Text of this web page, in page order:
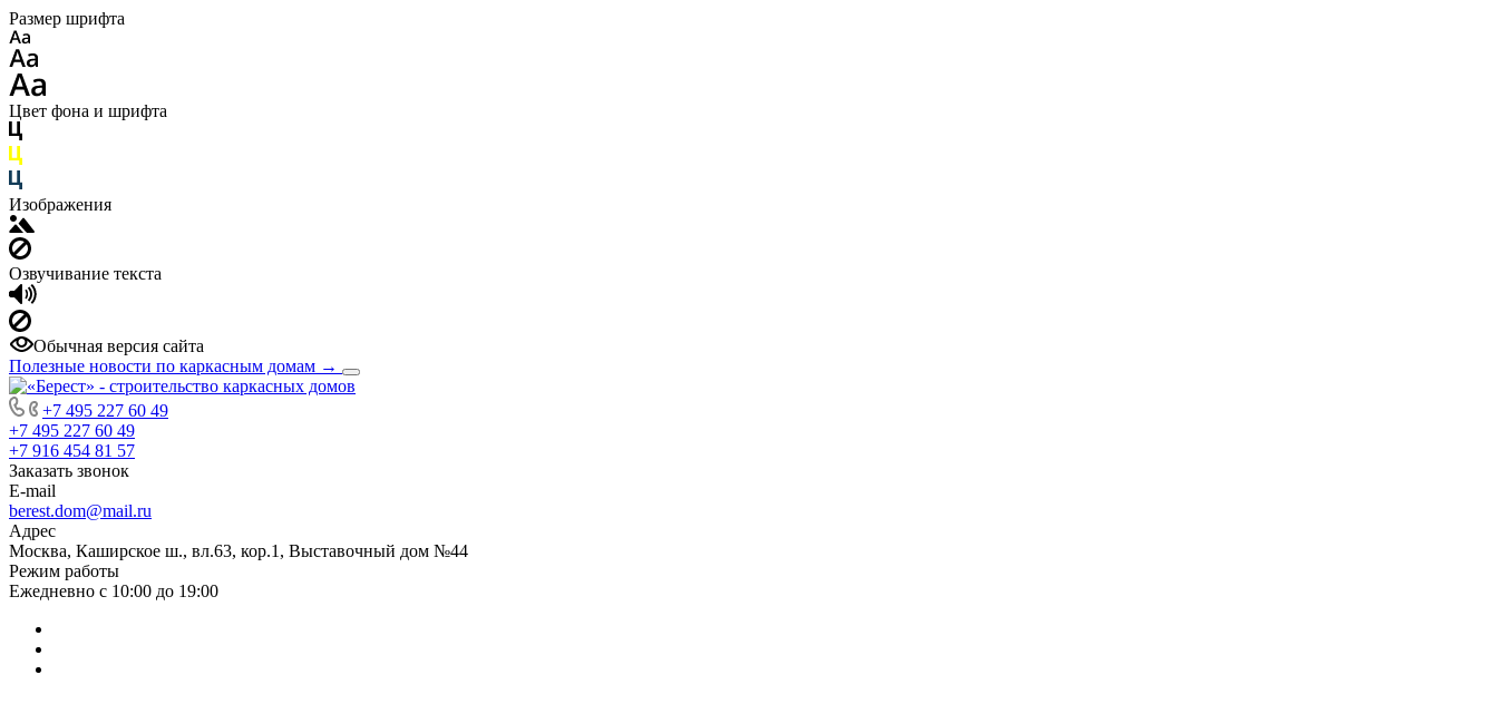
Размер шрифта
Цвет фона и шрифта
Изображения
Озвучивание текста
Обычная версия сайта
Полезные новости по каркасным домам →
+7 495 227 60 49
+7 495 227 60 49
+7 916 454 81 57
Заказать звонок
E-mail
berest.dom@mail.ru
Адрес
Москва, Каширское ш., вл.63, кор.1, Выставочный дом №44
Режим работы
Ежедневно с 10:00 до 19:00